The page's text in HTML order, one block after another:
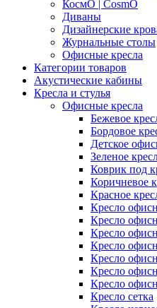
КосмО | CosmO
Диваны
Дизайнерские
Журнальные столы
Офисные кресла
Категории товаров
Акустические кабины
Кресла и стулья
Офисные кресла
Бежевое
Бордовое
Детское
Зеленое
Коврик под
Коричневое
Красное
Кресло
Кресло
Кресло
Кресло
Кресло
Кресло
Кресло
Кресло сетка